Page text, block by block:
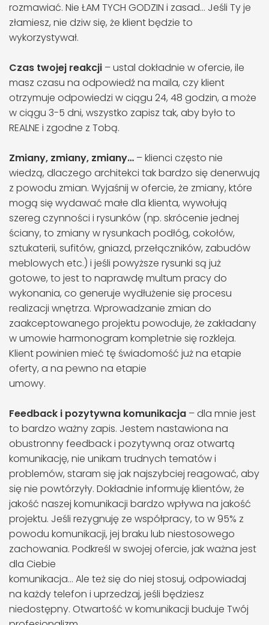
rozmawiać. Nie ŁAM TYCH GODZIN i zasad… Jeśli Ty je
złamiesz, nie dziw się, że klient będzie to
wykorzystywał.
Czas twojej reakcji – ustal dokładnie w ofercie, ile
masz czasu na odpowiedź na maila, czy klient
otrzymuje odpowiedzi w ciągu 24, 48 godzin, a może
w ciągu 3-5 dni, wszystko zapisz tak, aby było to
REALNE i zgodne z Tobą.
Zmiany, zmiany, zmiany… – klienci często nie
wiedzą, dlaczego architekci tak bardzo się denerwują
z powodu zmian. Wyjaśnij w ofercie, że zmiany, które
mogą się wydawać małe dla klienta, wywołują
szereg czynności i rysunków (np. skrócenie jednej
ściany, to zmiany w rysunkach podłóg, cokołów,
sztukaterii, sufitów, gniazd, przełączników, zabudów
meblowych etc.) i jeśli powyższe rysunki są już
gotowe, to jest to naprawdę multum pracy do
wykonania, co generuje wydłużenie się procesu
realizacji wnętrza. Wprowadzanie zmian do
zaakceptowanego projektu powoduje, że zakładany
w umowie harmonogram kompletnie się rozkleja.
Klient powinien mieć tę świadomość już na etapie
oferty, a na pewno na etapie
umowy.
Feedback i pozytywna komunikacja – dla mnie jest
to bardzo ważny zapis. Jestem nastawiona na
obustronny feedback i pozytywną oraz otwartą
komunikację, nie unikam trudnych tematów i
problemów, staram się jak najszybciej reagować, aby
się nie powtórzyły. Dokładnie informuję klientów, że
jakość naszej komunikacji bardzo wpływa na jakość
projektu. Jeśli rezygnuję ze współpracy, to w 95% z
powodu komunikacji, jej braku lub niestosowego
zachowania. Podkreśl w swojej ofercie, jak ważna jest
dla Ciebie
komunikacja… Ale też się do niej stosuj, odpowiadaj
na każdy telefon i uprzedzaj, jeśli będziesz
niedostępny. Otwartość w komunikacji buduje Twój